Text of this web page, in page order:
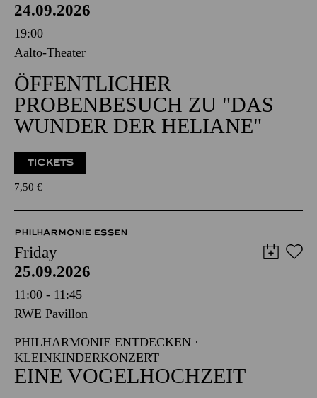
24.09.2026
19:00
Aalto-Theater
ÖFFENTLICHER
PROBENBESUCH ZU "DAS
WUNDER DER HELIANE"
TICKETS
7,50 €
PHILHARMONIE ESSEN
Friday
25.09.2026
11:00 - 11:45
RWE Pavillon
PHILHARMONIE ENTDECKEN ·
KLEINKINDERKONZERT
EINE VOGELHOCHZEIT